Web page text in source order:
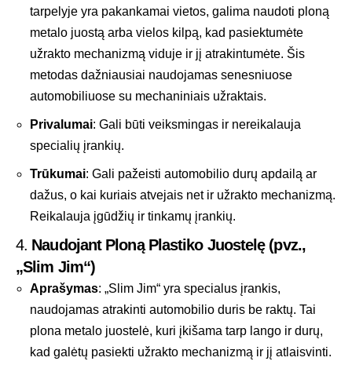
tarpelyje yra pakankamai vietos, galima naudoti ploną
metalo juostą arba vielos kilpą, kad pasiektumėte
užrakto mechanizmą viduje ir jį atrakintumėte. Šis
metodas dažniausiai naudojamas senesniuose
automobiliuose su mechaniniais užraktais.
Privalumai: Gali būti veiksmingas ir nereikalauja
specialių įrankių.
Trūkumai: Gali pažeisti automobilio durų apdailą ar
dažus, o kai kuriais atvejais net ir užrakto mechanizmą.
Reikalauja įgūdžių ir tinkamų įrankių.
4. Naudojant Ploną Plastiko Juostelę (pvz.,
„Slim Jim“)
Aprašymas: „Slim Jim“ yra specialus įrankis,
naudojamas atrakinti automobilio duris be raktų. Tai
plona metalo juostelė, kuri įkišama tarp lango ir durų,
kad galėtų pasiekti užrakto mechanizmą ir jį atlaisvinti.